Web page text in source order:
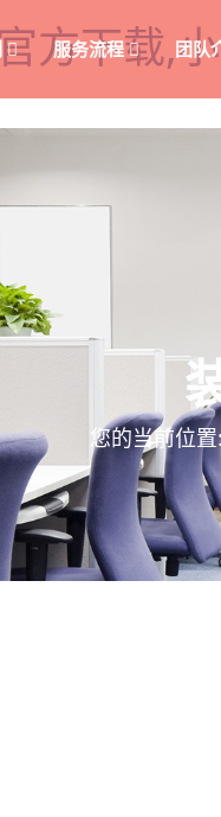
方下载,
服务流程 团队
您的当前位